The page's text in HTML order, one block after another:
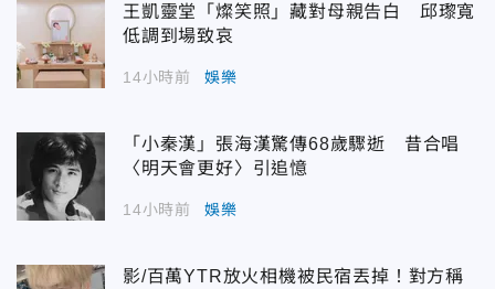
王凱靈堂「燦笑照」藏對母親告白 邱瓈寬
低調到場致哀
14小時前 娛樂
「小秦漢」張海漢驚傳68歲驟逝 昔合唱
〈明天會更好〉引追憶
14小時前 娛樂
影/百萬YTR放火相機被民宿丟掉！對方稱